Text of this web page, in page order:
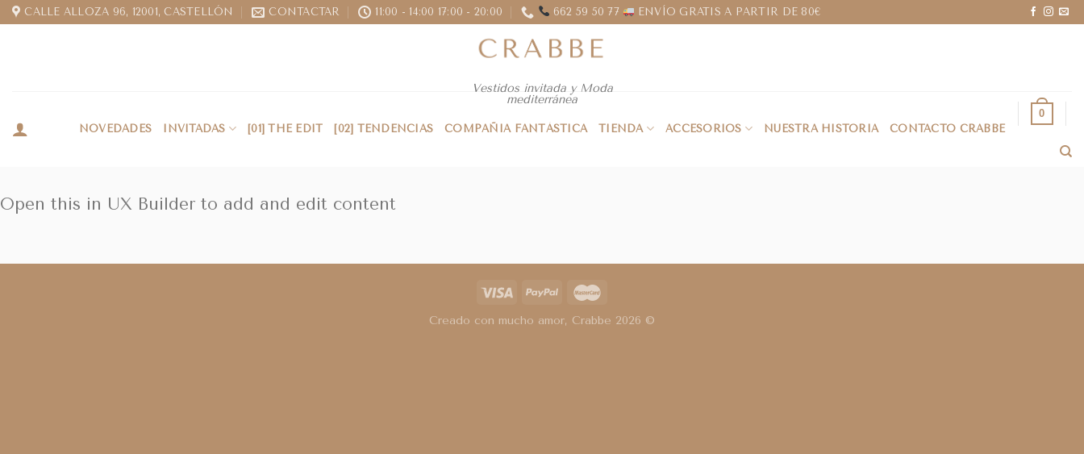
CALLE ALLOZA 96, 12001, CASTELLÓN CONTACTAR 11:00 - 14:00 17:00 - 20:00 662 59 50 77 ENVÍO GRATIS A PARTIR DE 80€
Vestidos invitada y Moda
mediterránea
NOVEDADES INVITADAS [01] THE EDIT [02] TENDENCIAS COMPAÑIA FANTÁSTICA TIENDA ACCESORIOS NUESTRA HISTORIA CONTACTO CRABBE
0
Open this in UX Builder to add and edit content
Creado con mucho amor, Crabbe 2026 ©